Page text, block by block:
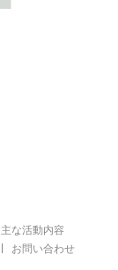
主な活動内容
お問い合わせ